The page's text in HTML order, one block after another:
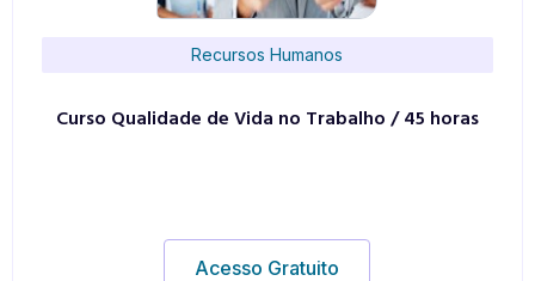
Recursos Humanos
Curso Qualidade de Vida no Trabalho / 45 horas
Acesso Gratuito